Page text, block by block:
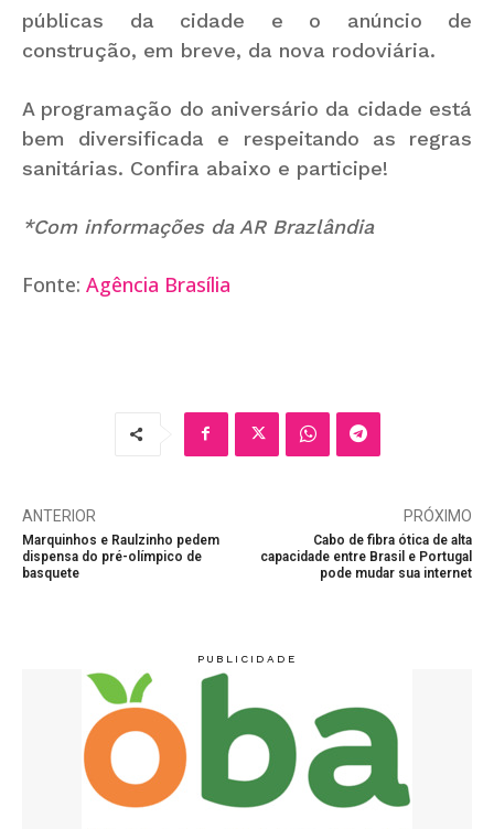
públicas da cidade e o anúncio de
construção, em breve, da nova rodoviária.
A programação do aniversário da cidade está
bem diversificada e respeitando as regras
sanitárias. Confira abaixo e participe!
*Com informações da AR Brazlândia
Fonte: Agência Brasília
ANTERIOR
Marquinhos e Raulzinho pedem
dispensa do pré-olímpico de
basquete
PRÓXIMO
Cabo de fibra ótica de alta
capacidade entre Brasil e Portugal
pode mudar sua internet